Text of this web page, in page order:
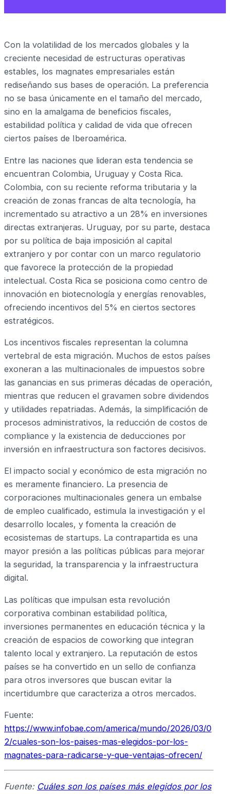
Con la volatilidad de los mercados globales y la
creciente necesidad de estructuras operativas
estables, los magnates empresariales están
rediseñando sus bases de operación. La preferencia
no se basa únicamente en el tamaño del mercado,
sino en la amalgama de beneficios fiscales,
estabilidad política y calidad de vida que ofrecen
ciertos países de Iberoamérica.
Entre las naciones que lideran esta tendencia se
encuentran Colombia, Uruguay y Costa Rica.
Colombia, con su reciente reforma tributaria y la
creación de zonas francas de alta tecnología, ha
incrementado su atractivo a un 28% en inversiones
directas extranjeras. Uruguay, por su parte, destaca
por su política de baja imposición al capital
extranjero y por contar con un marco regulatorio
que favorece la protección de la propiedad
intelectual. Costa Rica se posiciona como centro de
innovación en biotecnología y energías renovables,
ofreciendo incentivos del 5% en ciertos sectores
estratégicos.
Los incentivos fiscales representan la columna
vertebral de esta migración. Muchos de estos países
exoneran a las multinacionales de impuestos sobre
las ganancias en sus primeras décadas de operación,
mientras que reducen el gravamen sobre dividendos
y utilidades repatriadas. Además, la simplificación de
procesos administrativos, la reducción de costos de
compliance y la existencia de deducciones por
inversión en infraestructura son factores decisivos.
El impacto social y económico de esta migración no
es meramente financiero. La presencia de
corporaciones multinacionales genera un embalse
de empleo cualificado, estimula la investigación y el
desarrollo locales, y fomenta la creación de
ecosistemas de startups. La contrapartida es una
mayor presión a las políticas públicas para mejorar
la seguridad, la transparencia y la infraestructura
digital.
Las políticas que impulsan esta revolución
corporativa combinan estabilidad política,
inversiones permanentes en educación técnica y la
creación de espacios de coworking que integran
talento local y extranjero. La reputación de estos
países se ha convertido en un sello de confianza
para otros inversores que buscan evitar la
incertidumbre que caracteriza a otros mercados.
Fuente:
https://www.infobae.com/america/mundo/2026/03/0
2/cuales-son-los-paises-mas-elegidos-por-los-
magnates-para-radicarse-y-que-ventajas-ofrecen/
Fuente: Cuáles son los países más elegidos por los